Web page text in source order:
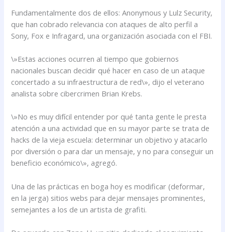
Fundamentalmente dos de ellos: Anonymous y Lulz Security,
que han cobrado relevancia con ataques de alto perfil a
Sony, Fox e Infragard, una organización asociada con el FBI.
\»Estas acciones ocurren al tiempo que gobiernos
nacionales buscan decidir qué hacer en caso de un ataque
concertado a su infraestructura de red\», dijo el veterano
analista sobre cibercrimen Brian Krebs.
\»No es muy difícil entender por qué tanta gente le presta
atención a una actividad que en su mayor parte se trata de
hacks de la vieja escuela: determinar un objetivo y atacarlo
por diversión o para dar un mensaje, y no para conseguir un
beneficio económico\», agregó.
Una de las prácticas en boga hoy es modificar (deformar,
en la jerga) sitios webs para dejar mensajes prominentes,
semejantes a los de un artista de grafiti.